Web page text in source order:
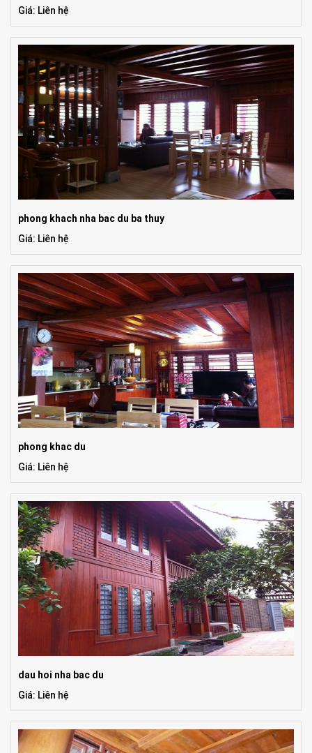
Giá: Liên hệ
phong khach nha bac du ba thuy
Giá: Liên hệ
phong khac du
Giá: Liên hệ
dau hoi nha bac du
Giá: Liên hệ